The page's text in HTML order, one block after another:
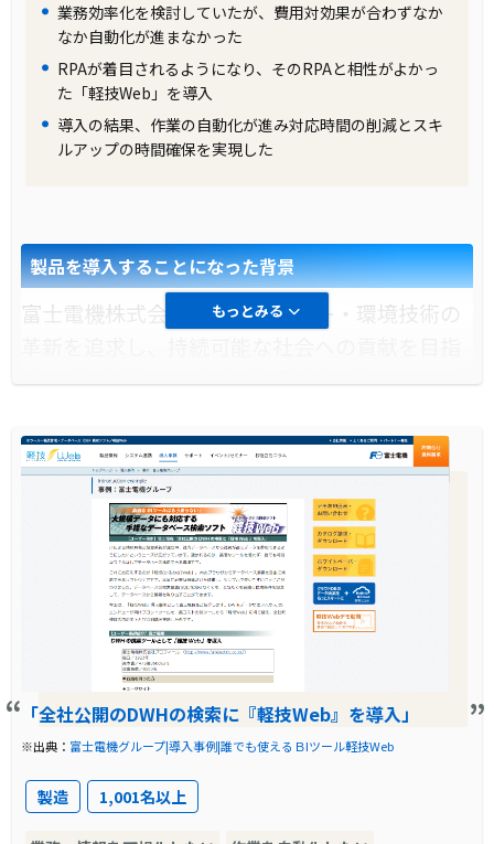
導入前の課題に対する解決策
富士電機ITセンター株式会社の提案により、リ
ース切れのハードのみを入れ替え、既存システ
ムを動かしながら、「軽技Web」による公開DB
トを抑えつつ、オープン対応とデータ活用の両
方を実現する解決策が採用されました。
製品の導入により改善した業務
大幅な業務効率化が実現されました。工程表の
作成や過去データの検索など、以前は時間がか
かっていた作業もスピーディに行えるようにな
り、情報共有もスムーズになりました。これに
より、経営判断を迅速に下すことが可能とな
り、全社的な生産性の向上に寄与しています。
業務効率化を検討していたが、費用対効果が合わずなか
なか自動化が進まなかった
RPAが着目されるようになり、そのRPAと相性がよかっ
た「軽技Web」を導入
導入の結果、作業の自動化が進み対応時間の削減とスキ
ルアップの時間確保を実現した
もっとみる
製品を導入することになった背景
富士電機株式会社は、エネルギー・環境技術の
しています。業務改善の一環として、経営企画
り組んできました。社会の変化やRPAの普及に
伴い、業務改善の動きが加速し、全社展開と成
果の積み上げが進められています。
導入前に企業が抱えていた課題
ユーザ部門の担当者が、費用対効果が合わずに
自動化が進まない問題を抱えていました。ま
た、業務のスピード化や効率化、人件費のコス
ト削減などの課題が存在していました。富士電
機株式会社は、業務効率化を経営戦略として取
り組んできましたが、更なる業務効率化のため
の手段を模索していました。
「全社公開のDWHの検索に『軽技Web』を導入」
※出典： 富士電機グループ|導入事例|誰でも使えるＢIツール軽技Web
製造 1,001名以上